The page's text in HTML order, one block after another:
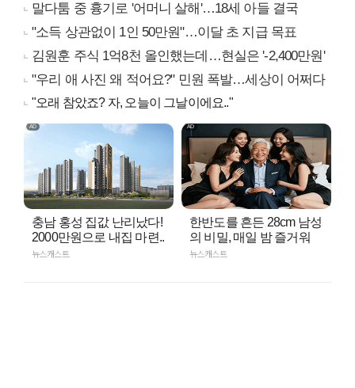
말다툼 중 흉기로 '어머니 살해'…18세 아들 결국
"소득 상관없이 1인 50만원"…이달 초 지급 목표
김원훈 주식 1억8천 올인했는데…현실은 '-2,400만원'
"우리 애 사진 왜 적어요?" 민원 폭발…세상이 어쩌다
"오래 참았죠? 자, 오늘이 그날이에요.."
충남 홍성 집값 난리났다!
2000만원으로 내집 마련..
뉴스캐스트
한반도를 흔든 28cm 남성
의 비밀, 매일 밤 즐거워
뉴스캐스트